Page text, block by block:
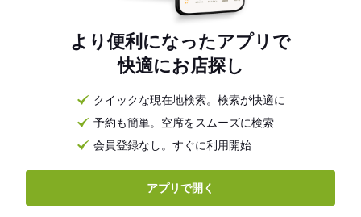
より便利になったアプリで
快適にお店探し
クイックな現在地検索。検索が快適に
予約も簡単。空席をスムーズに検索
会員登録なし。すぐに利用開始
アプリで開く